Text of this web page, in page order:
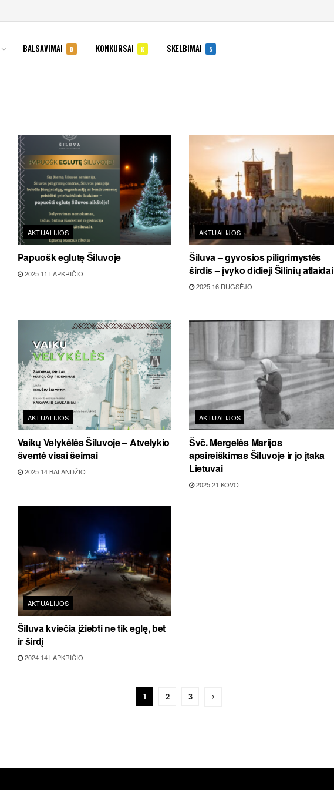
BALSAVIMAI B KONKURSAI K SKELBIMAI S
AKTUALIJOS
Papuošk eglutę Šiluvoje
2025 11 LAPKRIČIO
AKTUALIJOS
Šiluva – gyvosios piligrimystės
širdis – įvyko didieji Šilinių atlaidai
2025 16 RUGSĖJO
AKTUALIJOS
Vaikų Velykėlės Šiluvoje – Atvelykio
šventė visai šeimai
2025 14 BALANDŽIO
AKTUALIJOS
Švč. Mergelės Marijos
apsireiškimas Šiluvoje ir jo įtaka
Lietuvai
2025 21 KOVO
AKTUALIJOS
Šiluva kviečia įžiebti ne tik eglę, bet
ir širdį
2024 14 LAPKRIČIO
1 2 3